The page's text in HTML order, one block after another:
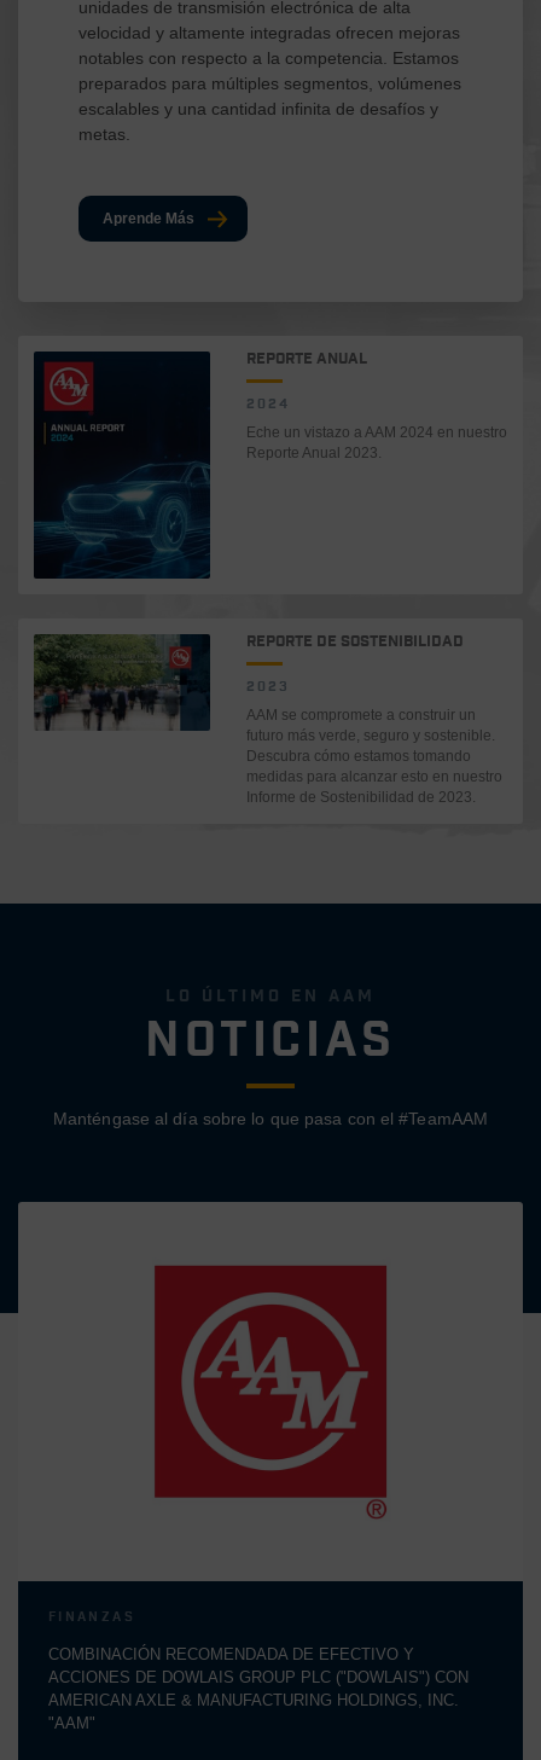
unidades de transmisión electrónica de alta
velocidad y altamente integradas ofrecen mejoras
notables con respecto a la competencia. Estamos
preparados para múltiples segmentos, volúmenes
escalables y una cantidad infinita de desafíos y
metas.
Aprende Más
REPORTE ANUAL
2024
Eche un vistazo a AAM 2024 en nuestro
Reporte Anual 2023.
REPORTE DE SOSTENIBILIDAD
2023
AAM se compromete a construir un
futuro más verde, seguro y sostenible.
Descubra cómo estamos tomando
medidas para alcanzar esto en nuestro
Informe de Sostenibilidad de 2023.
Lo último en AAM
Noticias
Manténgase al día sobre lo que pasa con el #TeamAAM
FINANZAS
COMBINACIÓN RECOMENDADA DE EFECTIVO Y
ACCIONES DE DOWLAIS GROUP PLC ("DOWLAIS") CON
AMERICAN AXLE & MANUFACTURING HOLDINGS, INC.
"AAM"